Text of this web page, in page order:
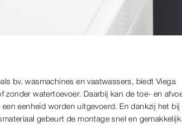
bv. wasmachines en vaatwassers, biedt Viega
watertoevoer. Daarbij kan de toe- en
eenheid worden uitgevoerd. En dankzij het bij
gebeurt de montage snel en